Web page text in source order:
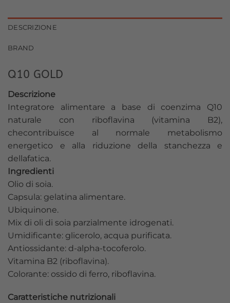
DESCRIZIONE
BRAND
Q10 GOLD
Descrizione
Integratore alimentare a base di coenzima Q10
naturale con riboflavina (vitamina B2),
checontribuisce al normale metabolismo
energetico e alla riduzione della stanchezza e
dellafatica.
Ingredienti
Olio di soia.
Capsula: gelatina alimentare.
Ubiquinone.
Mix di oli di soia parzialmente idrogenati.
Umidificante: glicerolo, acqua purificata.
Antiossidante: d-alpha-tocoferolo.
Vitamina B2 (riboflavina).
Colorante: ossido di ferro, riboflavina.
Caratteristiche nutrizionali